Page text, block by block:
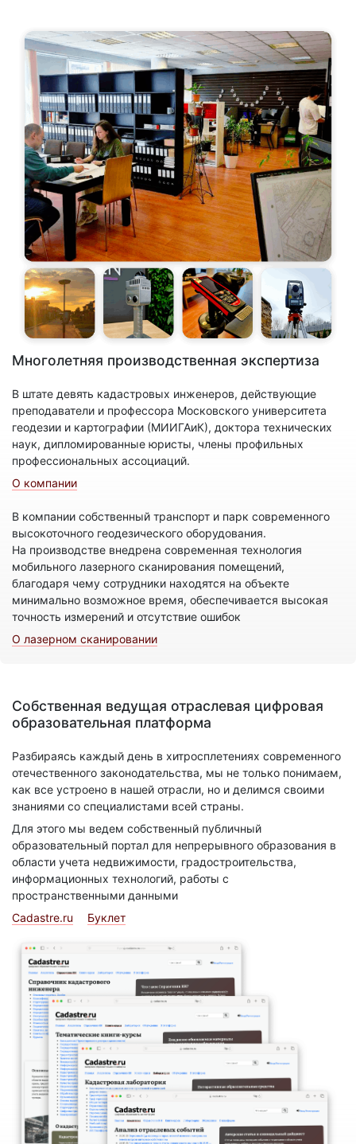
Многолетняя производственная экспертиза
В штате девять кадастровых инженеров, действующие
преподаватели и профессора Московского университета
геодезии и картографии (МИИГАиК), доктора технических
наук, дипломированные юристы, члены профильных
профессиональных ассоциаций.
О компании
В компании собственный транспорт и парк современного
высокоточного геодезического оборудования.
На производстве внедрена современная технология
мобильного лазерного сканирования помещений,
благодаря чему сотрудники находятся на объекте
минимально возможное время, обеспечивается высокая
точность измерений и отсутствие ошибок
О лазерном сканировании
Собственная ведущая отраслевая цифровая
образовательная платформа
Разбираясь каждый день в хитросплетениях современного
отечественного законодательства, мы не только понимаем,
как все устроено в нашей отрасли, но и делимся своими
знаниями со специалистами всей страны.
Для этого мы ведем собственный публичный
образовательный портал для непрерывного образования в
области учета недвижимости, градостроительства,
информационных технологий, работы с
пространственными данными
Cadastre.ru
Буклет